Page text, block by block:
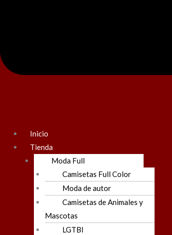
Inicio
Tienda
Moda Full
Camisetas Full Color
Moda de autor
Camisetas de Animales y
Mascotas
LGTBI